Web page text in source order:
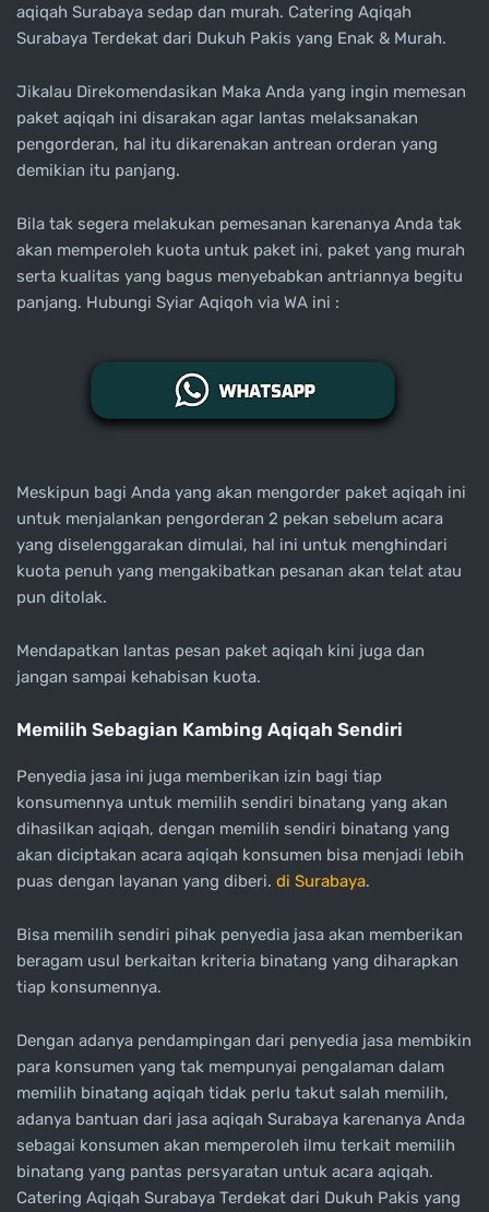
aqiqah Surabaya sedap dan murah. Catering Aqiqah
Surabaya Terdekat dari Dukuh Pakis yang Enak & Murah.
Jikalau Direkomendasikan Maka Anda yang ingin memesan
paket aqiqah ini disarakan agar lantas melaksanakan
pengorderan, hal itu dikarenakan antrean orderan yang
demikian itu panjang.
Bila tak segera melakukan pemesanan karenanya Anda tak
akan memperoleh kuota untuk paket ini, paket yang murah
serta kualitas yang bagus menyebabkan antriannya begitu
panjang. Hubungi Syiar Aqiqoh via WA ini :
Meskipun bagi Anda yang akan mengorder paket aqiqah ini
untuk menjalankan pengorderan 2 pekan sebelum acara
yang diselenggarakan dimulai, hal ini untuk menghindari
kuota penuh yang mengakibatkan pesanan akan telat atau
pun ditolak.
Mendapatkan lantas pesan paket aqiqah kini juga dan
jangan sampai kehabisan kuota.
Memilih Sebagian Kambing Aqiqah Sendiri
Penyedia jasa ini juga memberikan izin bagi tiap
konsumennya untuk memilih sendiri binatang yang akan
dihasilkan aqiqah, dengan memilih sendiri binatang yang
akan diciptakan acara aqiqah konsumen bisa menjadi lebih
puas dengan layanan yang diberi. di Surabaya.
Bisa memilih sendiri pihak penyedia jasa akan memberikan
beragam usul berkaitan kriteria binatang yang diharapkan
tiap konsumennya.
Dengan adanya pendampingan dari penyedia jasa membikin
para konsumen yang tak mempunyai pengalaman dalam
memilih binatang aqiqah tidak perlu takut salah memilih,
adanya bantuan dari jasa aqiqah Surabaya karenanya Anda
sebagai konsumen akan memperoleh ilmu terkait memilih
binatang yang pantas persyaratan untuk acara aqiqah.
Catering Aqiqah Surabaya Terdekat dari Dukuh Pakis yang